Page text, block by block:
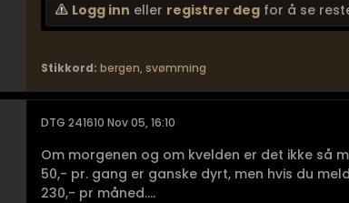
Logg inn eller registrer deg for å se
Stikkord: bergen, svømming
DTG 241610 Nov 05, 16:10
Om morgenen og om kvelden er det ikke så
50,- pr. gang er ganske dyrt, men hvis du
230,- pr måned....